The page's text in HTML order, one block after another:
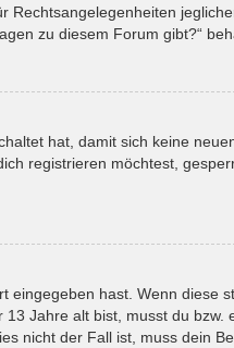
zu diesem Forum gibt?“
hat, damit sich keine
registrieren möchtest,
eingegeben hast. Wenn diese
Jahre alt bist, musst du bzw.
nicht der Fall ist, muss dein